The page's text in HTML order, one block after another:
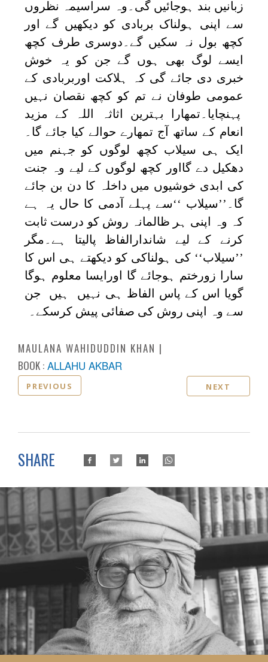
زبانیں بند ہوجائیں گی۔وہ سراسیمہ نظروں
سے اپنی ہولناک بربادی کو دیکھیں گے اور
کچھ بول نہ سکیں گے۔دوسری طرف کچھ
ایسے لوگ بھی ہوں گے جن کو یہ خوش
خبری دی جائے گی کہ ہلاکت اوربربادی کے
عمومی طوفان نے تم کو کچھ نقصان نہیں
پہنچایا۔تمھارا بہترین اثاثہ اللہ کے مزید
انعام کے ساتھ آج تمھارے حوالے کیا جائے گا۔
ایک ہی سیلاب کچھ لوگوں کو جہنم میں
دھکیل دے گااور کچھ لوگوں کے لیے وہ جنت
کی ابدی خوشیوں میں داخلہ کا دن بن جائے
گا۔’’سیلاب ‘‘سے پہلے آدمی کا حال یہ ہے
کہ وہ اپنی ہر ظالمانہ روش کو درست ثابت
کرنے کے لیے شاندارالفاظ پالیتا ہے۔مگر
’’سیلاب‘‘ کی ہولناکی کو دیکھتے ہی اس کا
سارا زورختم ہوجائے گا اورایسا معلوم ہوگا
گویا اس کے پاس الفاظ ہی نہیں ہیں جن
سے وہ اپنی روش کی صفائی پیش کرسکے۔
MAULANA WAHIDUDDIN KHAN
BOOK : ALLAHU AKBAR
PREVIOUS NEXT
SHARE